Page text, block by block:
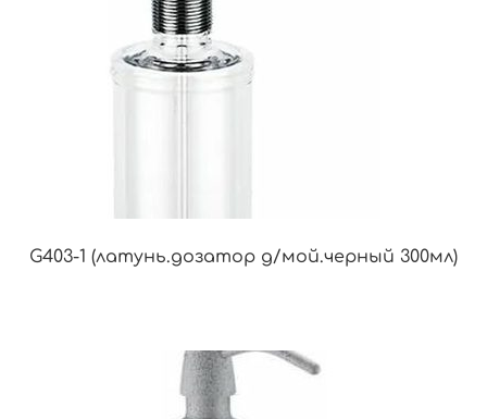
G403-1 (латунь.дозатор д/мой.черный 300мл)